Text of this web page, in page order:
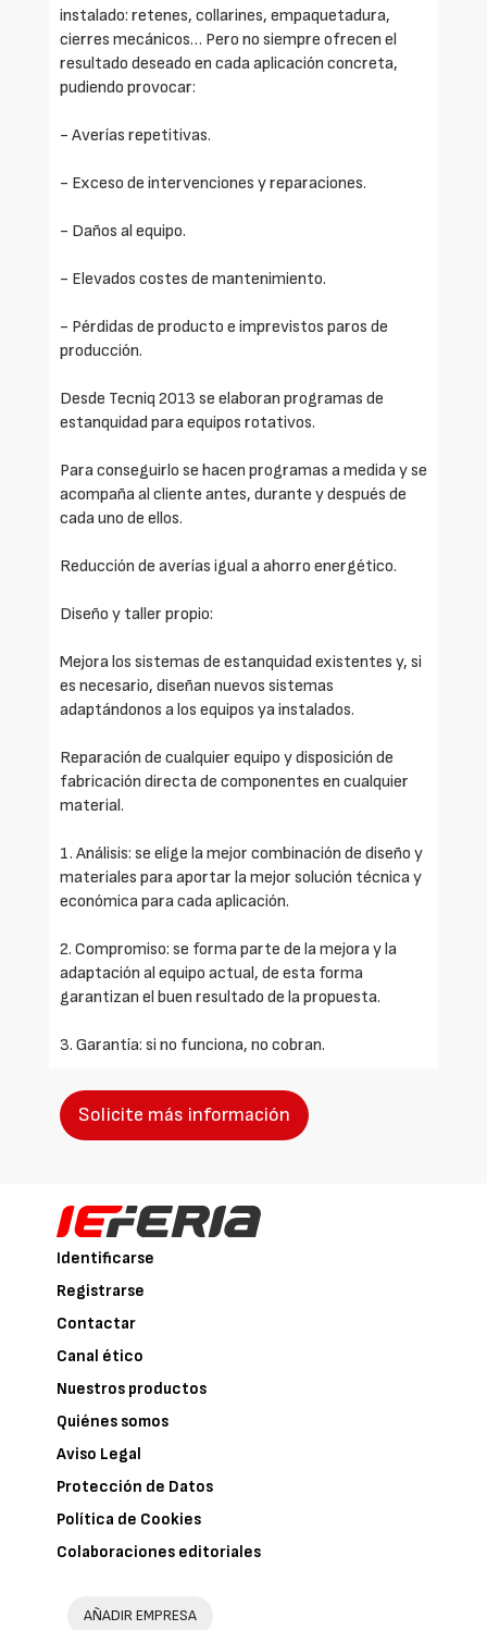
instalado: retenes, collarines, empaquetadura,
cierres mecánicos… Pero no siempre ofrecen el
resultado deseado en cada aplicación concreta,
pudiendo provocar:
- Averías repetitivas.
- Exceso de intervenciones y reparaciones.
- Daños al equipo.
- Elevados costes de mantenimiento.
- Pérdidas de producto e imprevistos paros de
producción.
Desde Tecniq 2013 se elaboran programas de
estanquidad para equipos rotativos.
Para conseguirlo se hacen programas a medida y se
acompaña al cliente antes, durante y después de
cada uno de ellos.
Reducción de averías igual a ahorro energético.
Diseño y taller propio:
Mejora los sistemas de estanquidad existentes y, si
es necesario, diseñan nuevos sistemas
adaptándonos a los equipos ya instalados.
Reparación de cualquier equipo y disposición de
fabricación directa de componentes en cualquier
material.
1. Análisis: se elige la mejor combinación de diseño y
materiales para aportar la mejor solución técnica y
económica para cada aplicación.
2. Compromiso: se forma parte de la mejora y la
adaptación al equipo actual, de esta forma
garantizan el buen resultado de la propuesta.
3. Garantía: si no funciona, no cobran.
Solicite más información
Identificarse
Registrarse
Contactar
Canal ético
Nuestros productos
Quiénes somos
Aviso Legal
Protección de Datos
Política de Cookies
Colaboraciones editoriales
AÑADIR EMPRESA